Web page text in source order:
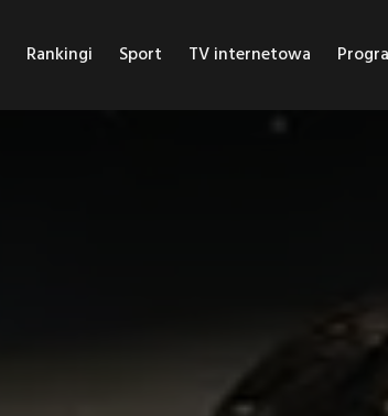
Rankingi Sport TV internetowa